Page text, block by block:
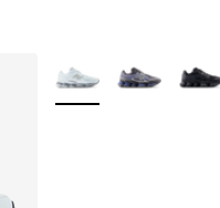
Plus de couleurs